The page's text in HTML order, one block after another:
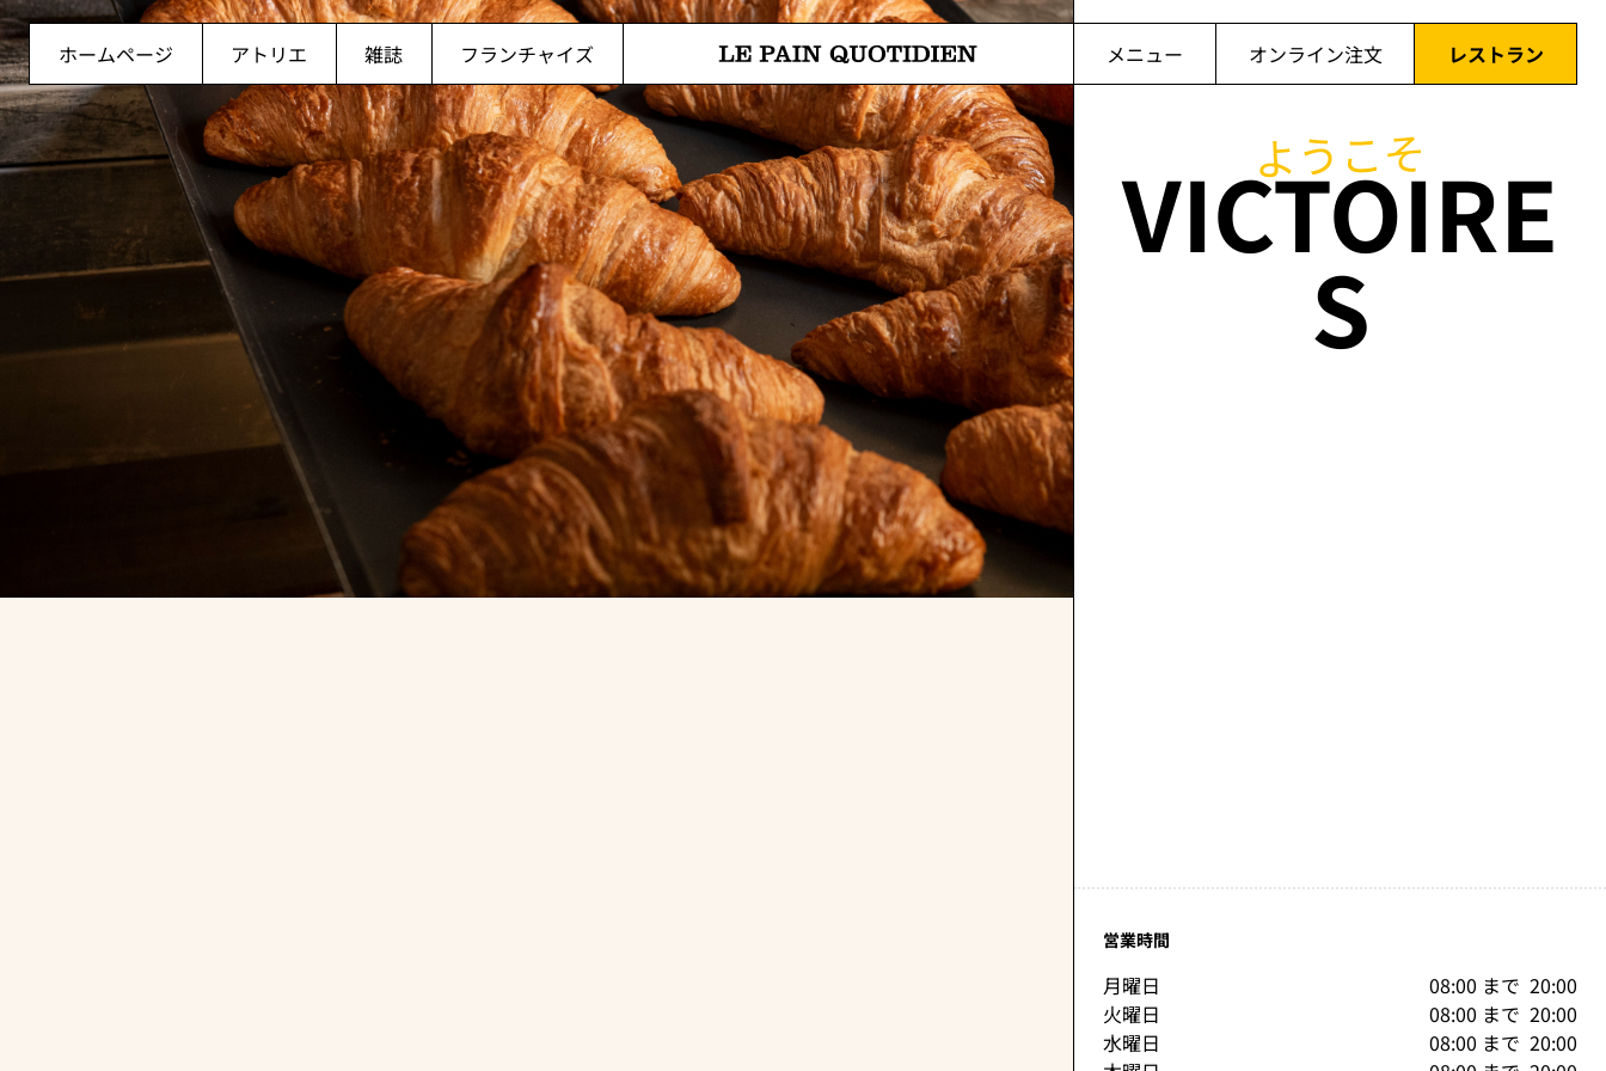
メインコンテンツに直接移動
ホームページ
アトリエ 雑誌 フランチャイズ
Le Pain Quotidienは「毎日のパン」を意味しま
す。
メニュー オンライン注文 レストラン
VICTOIRE
S
ようこそ
営業時間
月曜日 08:00 まで 20:00
火曜日
08:00 まで 20:00
水曜日
08:00 まで 20:00